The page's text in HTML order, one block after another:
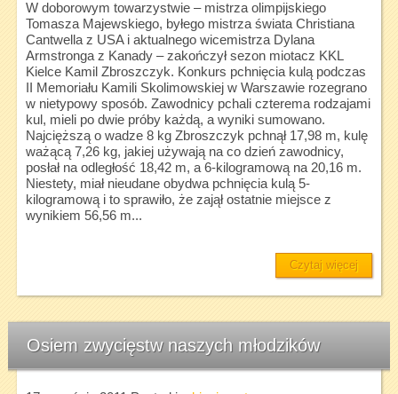
W doborowym towarzystwie – mistrza olimpijskiego
Tomasza Majewskiego, byłego mistrza świata Christiana
Cantwella z USA i aktualnego wicemistrza Dylana
Armstronga z Kanady – zakończył sezon miotacz KKL
Kielce Kamil Zbroszczyk. Konkurs pchnięcia kulą podczas
II Memoriału Kamili Skolimowskiej w Warszawie rozegrano
w nietypowy sposób. Zawodnicy pchali czterema rodzajami
kul, mieli po dwie próby każdą, a wyniki sumowano.
Najcięższą o wadze 8 kg Zbroszczyk pchnął 17,98 m, kulę
ważącą 7,26 kg, jakiej używają na co dzień zawodnicy,
posłał na odległość 18,42 m, a 6-kilogramową na 20,16 m.
Niestety, miał nieudane obydwa pchnięcia kulą 5-
kilogramową i to sprawiło, że zajął ostatnie miejsce z
wynikiem 56,56 m...
Czytaj więcej
Osiem zwycięstw naszych młodzików